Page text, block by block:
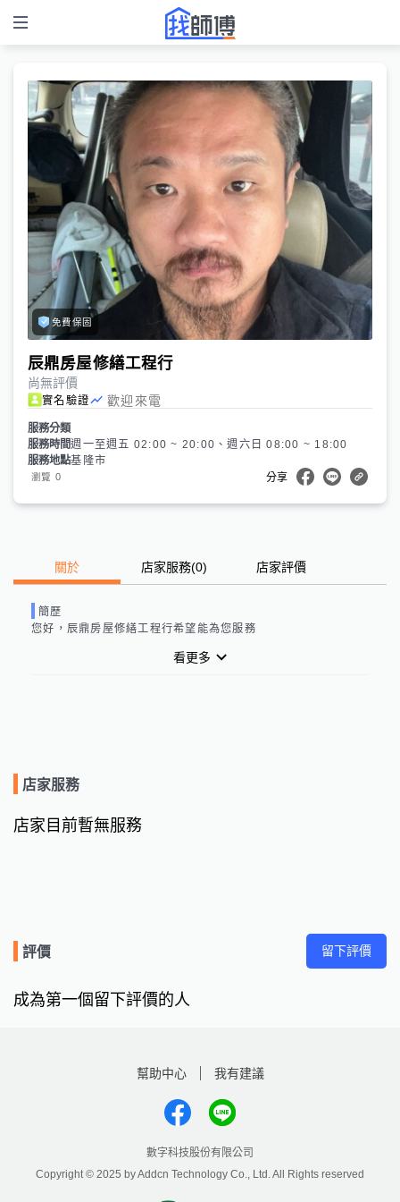
免費保固
辰鼎房屋修繕工程行
尚無評價
實名驗證 歡迎來電
服務分類
服務時間週一至週五 02:00 ~ 20:00、週六日 08:00 ~ 18:00
服務地點基隆市
瀏覽 0 分享
關於 店家服務(0) 店家評價
簡歷
您好，辰鼎房屋修繕工程行希望能為您服務
看更多
店家服務
店家目前暫無服務
評價 留下評價
成為第一個留下評價的人
幫助中心 我有建議
數字科技股份有限公司
Copyright © 2025 by Addcn Technology Co., Ltd. All Rights reserved